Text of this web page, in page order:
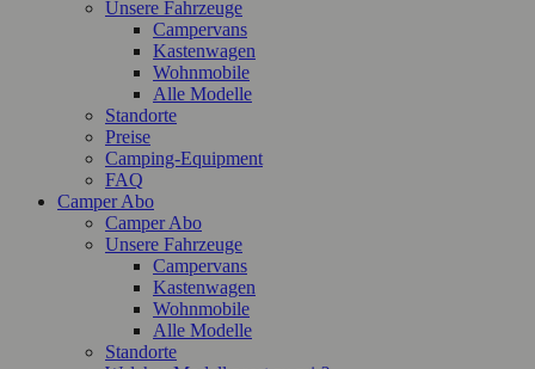
Unsere Fahrzeuge
Campervans
Kastenwagen
Wohnmobile
Alle Modelle
Standorte
Preise
Camping-Equipment
FAQ
Camper Abo
Camper Abo
Unsere Fahrzeuge
Campervans
Kastenwagen
Wohnmobile
Alle Modelle
Standorte